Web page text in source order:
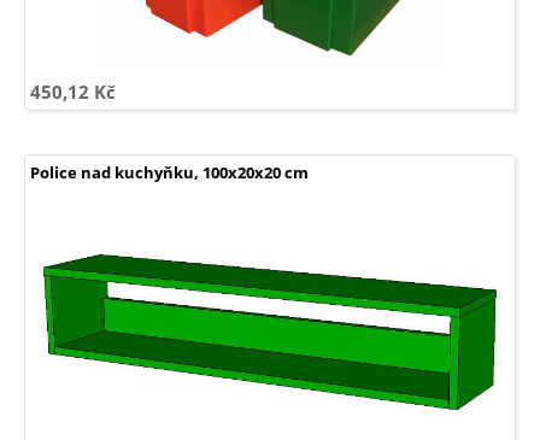
450,12 Kč
Police nad kuchyňku, 100x20x20 cm